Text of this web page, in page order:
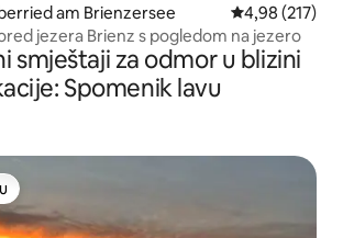
am Brienzersee Prosječna
4,98 (217)
jezera Brienz s pogledom na jezero
smještaji za odmor u blizini
Spomenik lavu